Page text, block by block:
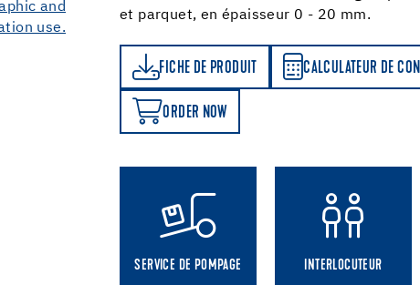
et parquet, en épaisseur 0 - 20 mm.
FICHE DE PRODUIT CALCULATEUR DE
CALCULATEUR DE CONSOMMATION
ORDER NOW
SERVICE DE POMPAGE INTERLOCUTEUR